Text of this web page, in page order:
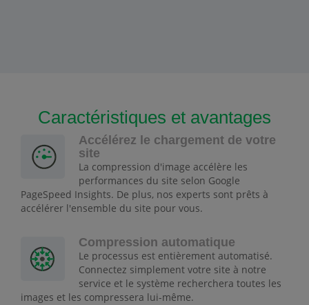
Caractéristiques et avantages
Accélérez le chargement de votre
site
La compression d'image accélère les
performances du site selon Google
PageSpeed Insights. De plus, nos experts sont prêts à
accélérer l'ensemble du site pour vous.
Compression automatique
Le processus est entièrement automatisé.
Connectez simplement votre site à notre
service et le système recherchera toutes les
images et les compressera lui-même.